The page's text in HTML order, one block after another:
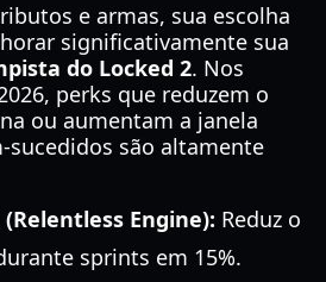
e armas, sua escolha
significativamente sua
do Locked 2. Nos
perks que reduzem o
ou aumentam a janela
sucedidos são altamente
Engine): Reduz o
sprints em 15%.